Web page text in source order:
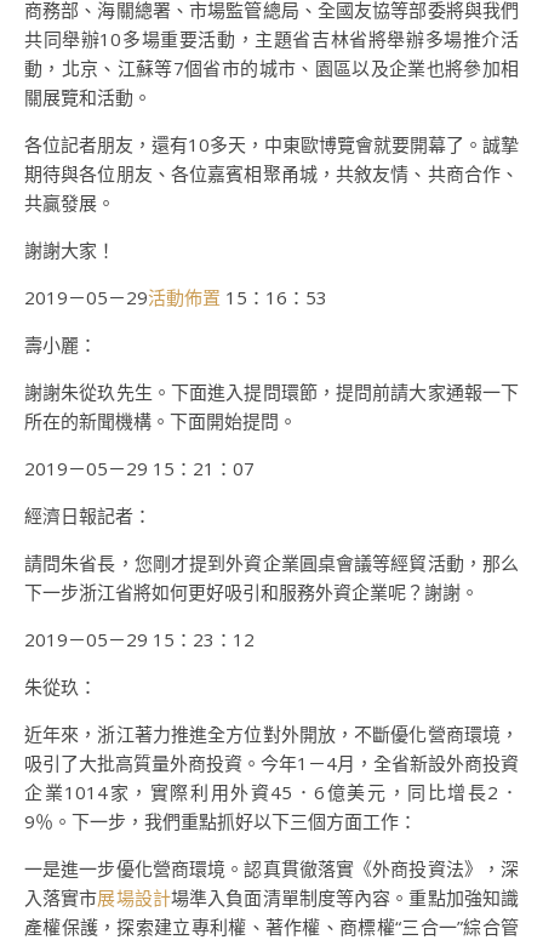
商務部、海關總署、市場監管總局、全國友協等部委將與我們
共同舉辦10多場重要活動，主題省吉林省將舉辦多場推介活
動，北京、江蘇等7個省市的城市、園區以及企業也將參加相
關展覽和活動。
各位記者朋友，還有10多天，中東歐博覽會就要開幕了。誠摯
期待與各位朋友、各位嘉賓相聚甬城，共敘友情、共商合作、
共贏發展。
謝謝大家！
2019－05－29活動佈置 15：16：53
壽小麗：
謝謝朱從玖先生。下面進入提問環節，提問前請大家通報一下
所在的新聞機構。下面開始提問。
2019－05－29 15：21：07
經濟日報記者：
請問朱省長，您剛才提到外資企業圓桌會議等經貿活動，那么
下一步浙江省將如何更好吸引和服務外資企業呢？謝謝。
2019－05－29 15：23：12
朱從玖：
近年來，浙江著力推進全方位對外開放，不斷優化營商環境，
吸引了大批高質量外商投資。今年1－4月，全省新設外商投資
企業1014家，實際利用外資45．6億美元，同比增長2．
9％。下一步，我們重點抓好以下三個方面工作：
一是進一步優化營商環境。認真貫徹落實《外商投資法》，深
入落實市展場設計場準入負面清單制度等內容。重點加強知識
產權保護，探索建立專利權、著作權、商標權“三合一”綜合管